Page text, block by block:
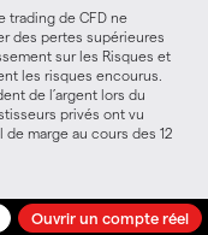
trading de CFD ne
des pertes supérieures
sur les Risques et
les risques encourus.
de l’argent lors du
privés ont vu
marge au cours des 12
Ouvrir un compte réel